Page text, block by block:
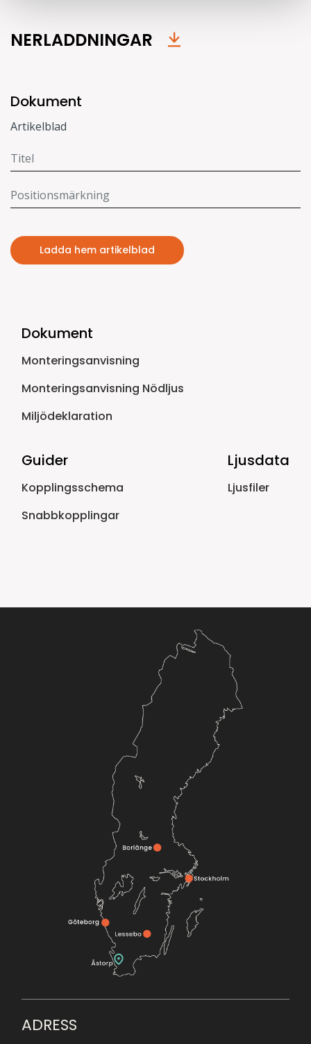
NERLADDNINGAR
Dokument
Artikelblad
Ladda hem artikelblad
Dokument
Monteringsanvisning
Monteringsanvisning Nödljus
Miljödeklaration
Guider
Kopplingsschema
Snabbkopplingar
Ljusdata
Ljusfiler
ADRESS